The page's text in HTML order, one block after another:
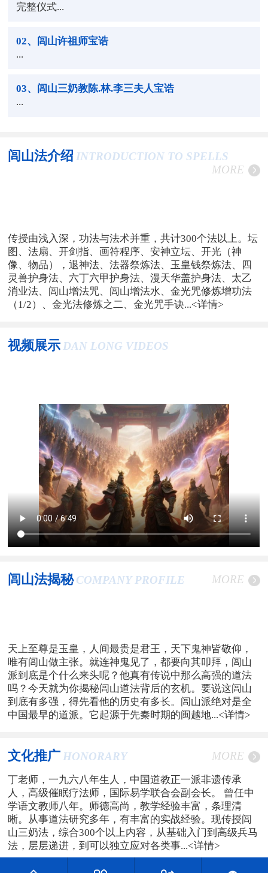
完整仪式...
02、闾山许祖师宝诰
...
03、闾山三奶教陈.林.李三夫人宝诰
...
闾山法介绍 INTRODUCTION TO SPELLS
MORE
传授由浅入深，功法与法术并重，共计300个法以上。坛
图、法扇、开剑指、画符程序、安神立坛、开光（神
像、物品），退神法、法器祭炼法、玉皇钱祭炼法、四
灵兽护身法、六丁六甲护身法、漫天华盖护身法、太乙
消业法、闾山增法咒、闾山增法水、金光咒修炼增功法
（1/2）、金光法修炼之二、金光咒手诀...<详情>
视频展示 DAN LONG VIDEOS
闾山法揭秘 COMPANY PROFILE MORE
天上至尊是玉皇，人间最贵是君王，天下鬼神皆敬仰，
唯有闾山做主张。就连神鬼见了，都要向其叩拜，闾山
派到底是个什么来头呢？他真有传说中那么高强的道法
吗？今天就为你揭秘闾山道法背后的玄机。要说这闾山
到底有多强，得先看他的历史有多长。闾山派绝对是全
中国最早的道派。它起源于先秦时期的闽越地...<详情>
文化推广 HONORARY MORE
丁老师，一九六八年生人，中国道教正一派非遗传承
人，高级催眠疗法师，国际易学联合会副会长。 曾任中
学语文教师八年。师德高尚，教学经验丰富，条理清
晰。从事道法研究多年，有丰富的实战经验。现传授闾
山三奶法，综合300个以上内容，从基础入门到高级兵马
法，层层递进，到可以独立应对各类事...<详情>